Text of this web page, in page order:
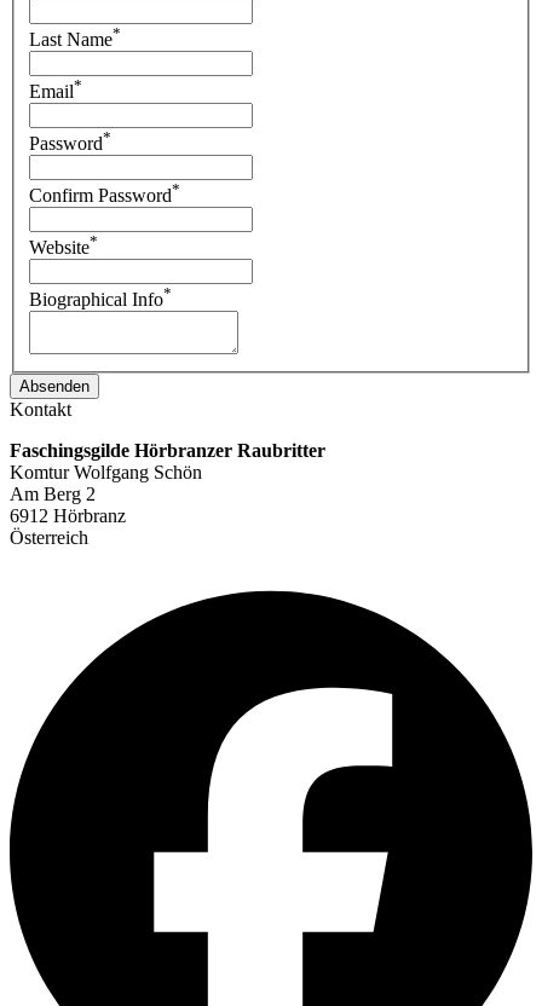
Last Name*
Email*
Password*
Confirm Password*
Website*
Biographical Info*
Kontakt
Faschingsgilde Hörbranzer Raubritter
Komtur Wolfgang Schön
Am Berg 2
6912 Hörbranz
Österreich